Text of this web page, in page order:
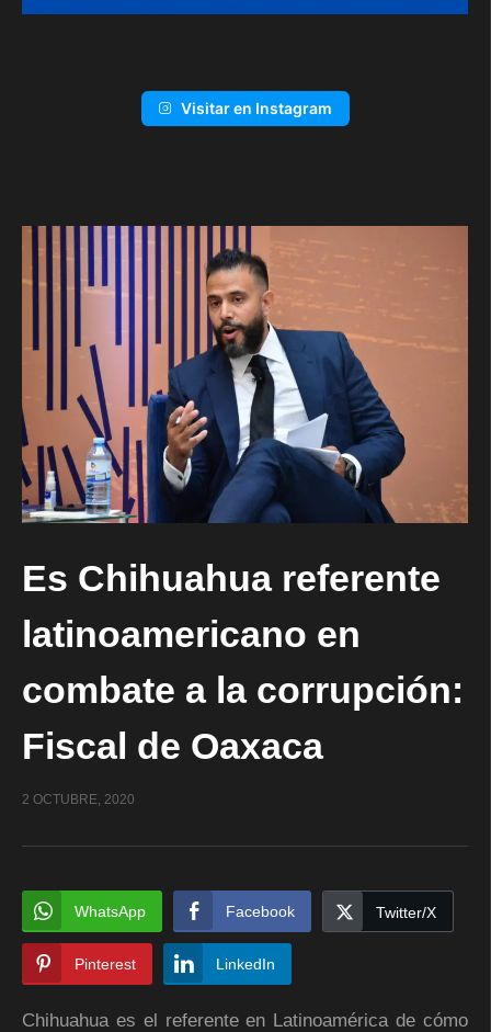
Visitar en Instagram
Es Chihuahua referente
latinoamericano en
combate a la corrupción:
Fiscal de Oaxaca
2 OCTUBRE, 2020
WhatsApp Facebook Twitter/X
Pinterest LinkedIn
Chihuahua es el referente en Latinoamérica de cómo